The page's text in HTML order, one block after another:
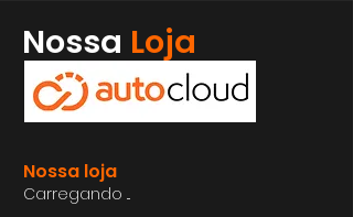
Enviar
Nossa Loja
Nossa loja
Carregando ...